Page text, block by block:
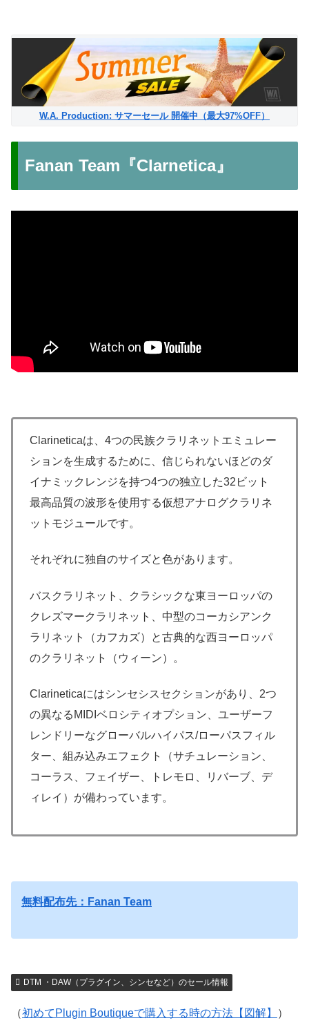
W.A. Production: サマーセール 開催中（最大97%OFF）
Fanan Team『Clarnetica』
Clarineticaは、4つの民族クラリネットエミュレー
ションを生成するために、信じられないほどのダ
イナミックレンジを持つ4つの独立した32ビット
最高品質の波形を使用する仮想アナログクラリネ
ットモジュールです。
それぞれに独自のサイズと色があります。
バスクラリネット、クラシックな東ヨーロッパの
クレズマークラリネット、中型のコーカシアンク
ラリネット（カフカズ）と古典的な西ヨーロッパ
のクラリネット（ウィーン）。
Clarineticaにはシンセシスセクションがあり、2つ
の異なるMIDIベロシティオプション、ユーザーフ
レンドリーなグローバルハイパス/ローパスフィル
ター、組み込みエフェクト（サチュレーション、
コーラス、フェイザー、トレモロ、リバーブ、デ
ィレイ）が備わっています。
無料配布先：Fanan Team
DTM ・DAW（プラグイン、シンセなど）のセール情報
（初めてPlugin Boutiqueで購入する時の方法【図解】 ）